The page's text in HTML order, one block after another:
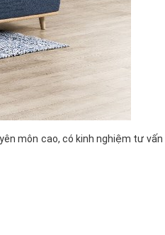
môn cao, có kinh nghiệm tư